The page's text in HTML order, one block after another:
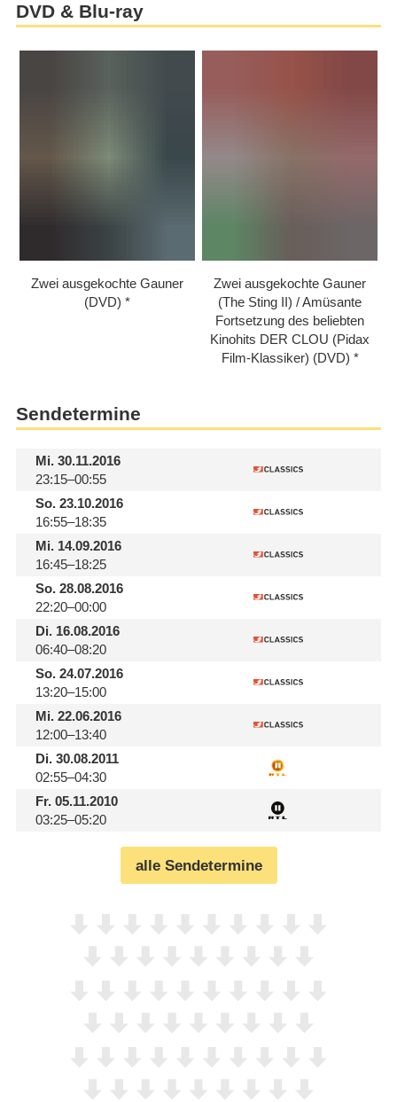
DVD & Blu-ray
Zwei ausgekochte Gauner
(DVD)
Zwei ausgekochte Gauner
(The Sting II) /​ Amüsante
Fortsetzung des beliebten
Kinohits DER CLOU (Pidax
Film-Klassiker) (DVD)
Sendetermine
Mi.30.11.2016
23:15–00:55
So.23.10.2016
16:55–18:35
Mi.14.09.2016
16:45–18:25
So.28.08.2016
22:20–00:00
Di.16.08.2016
06:40–08:20
So.24.07.2016
13:20–15:00
Mi.22.06.2016
12:00–13:40
Di.30.08.2011
02:55–04:30
Fr.05.11.2010
03:25–05:20
alle Sendetermine